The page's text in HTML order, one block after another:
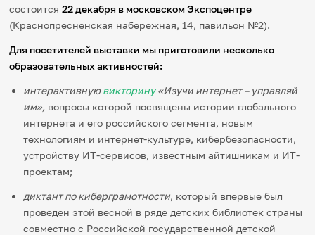
Педагогам
IT-урок
Методика
Незрячим
English
Регистрация Вход
состоится22 декабря в московском Экспоцентре
(Краснопресненская набережная, 14, павильон №2).
Для посетителей выставки мы приготовили несколько
образовательных активностей:
интерактивнуювикторину«Изучи интернет – управляй
им», вопросы которой посвящены истории глобального
интернета и его российского сегмента, новым
технологиям и интернет-культуре, кибербезопасности,
устройству ИТ-сервисов, известным айтишникам и ИТ-
проектам;
диктант по киберграмотности, который впервые был
проведен этой весной в ряде детских библиотек страны
совместно с Российской государственной детской